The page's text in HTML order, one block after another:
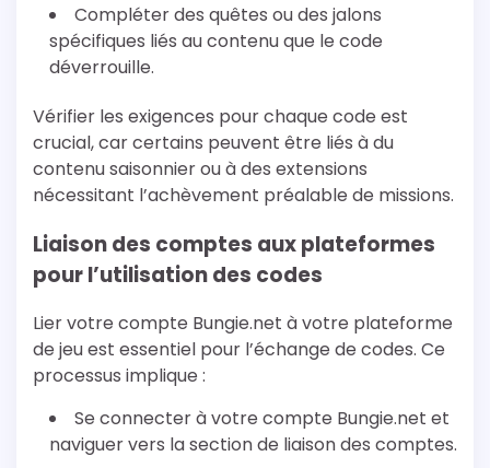
Compléter des quêtes ou des jalons
spécifiques liés au contenu que le code
déverrouille.
Vérifier les exigences pour chaque code est
crucial, car certains peuvent être liés à du
contenu saisonnier ou à des extensions
nécessitant l’achèvement préalable de missions.
Liaison des comptes aux plateformes
pour l’utilisation des codes
Lier votre compte Bungie.net à votre plateforme
de jeu est essentiel pour l’échange de codes. Ce
processus implique :
Se connecter à votre compte Bungie.net et
naviguer vers la section de liaison des comptes.